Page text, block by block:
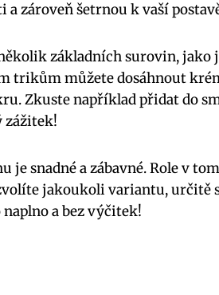
zároveň šetrnou k vaší
základních surovin, jako
trikům můžete dosáhnout
Zkuste například přidat do
zážitek!
snadné a zábavné. Role v
jakoukoli variantu, určitě
a bez výčitek!